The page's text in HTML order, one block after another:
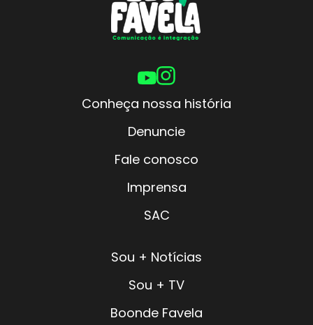
Conheça nossa história
Denuncie
Fale conosco
Imprensa
SAC
Sou + Notícias
Sou + TV
Boonde Favela